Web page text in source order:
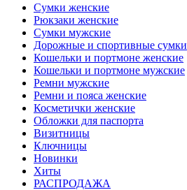
Сумки женские
Рюкзаки женские
Сумки мужские
Дорожные и спортивные сумки
Кошельки и портмоне женские
Кошельки и портмоне мужские
Ремни мужские
Ремни и пояса женские
Косметички женские
Обложки для паспорта
Визитницы
Ключницы
Новинки
Хиты
РАСПРОДАЖА